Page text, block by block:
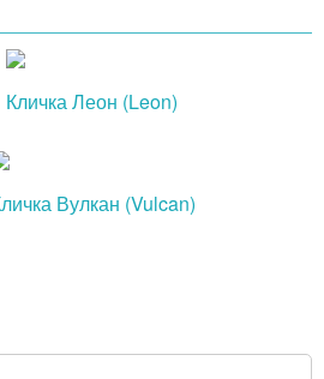
Кличка Леон (Leon)
Вулкан (Vulcan)